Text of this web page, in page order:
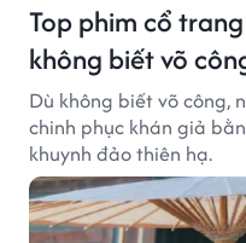
Top phim cổ
không biết võ
Dù không biết võ công,
chinh phục khán giả
khuynh đảo thiên hạ.